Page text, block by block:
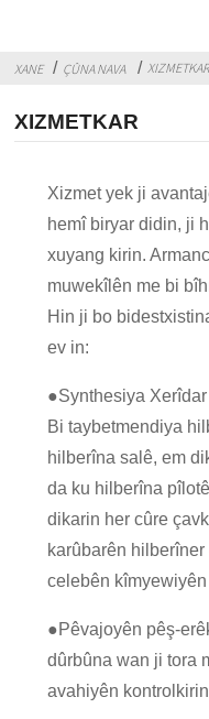
XANE ÇÛNA NAVA
XIZMETKAR
Xizmet yek ji
hemî biryar didin, ji
xuyang kirin.
muwekîlên me bi
Hin ji bo
ev in:
●Synthesiya Xerîdar
Bi taybetmendiya
hilberîna salê, em
da ku hilberîna
dikarin her cûre
karûbarên
celebên
●Pêvajoyên pêş-
dûrbûna wan ji tora
avahiyên